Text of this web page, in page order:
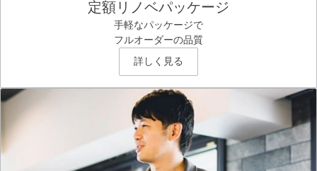
定額リノベパッケージ
手軽なパッケージで
フルオーダーの品質
詳しく見る